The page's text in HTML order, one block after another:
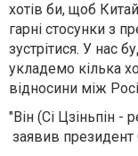
хотів би, щоб
гарні стосунки з
зустрітися. У нас
укладемо кілька
відносини між
"Він (Сі Цзіньпін -
заявив